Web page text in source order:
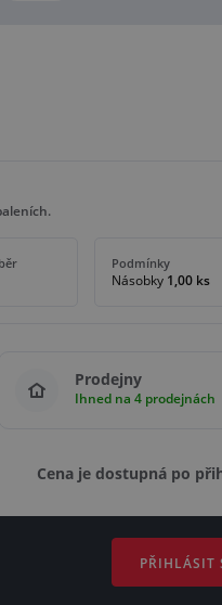
Podmínky
Násobky 1,00 ks
Prodejny
Ihned na 4 prodejnách
Cena je dostupná po
PŘIHLÁSIT